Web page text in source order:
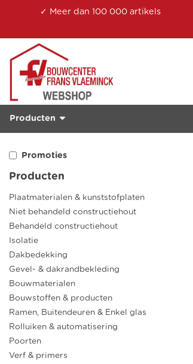
✓ Meer dan 100 000 artikels
Producten
Promoties
Producten
Plaatmaterialen & kunststofplaten
Niet behandeld constructiehout
Behandeld constructiehout
Isolatie
Dakbedekking
Gevel- & dakrandbekleding
Bouwmaterialen
Bouwstoffen & producten
Ramen, Buitendeuren & Enkel glas
Rolluiken & automatisering
Poorten
Verf & primers